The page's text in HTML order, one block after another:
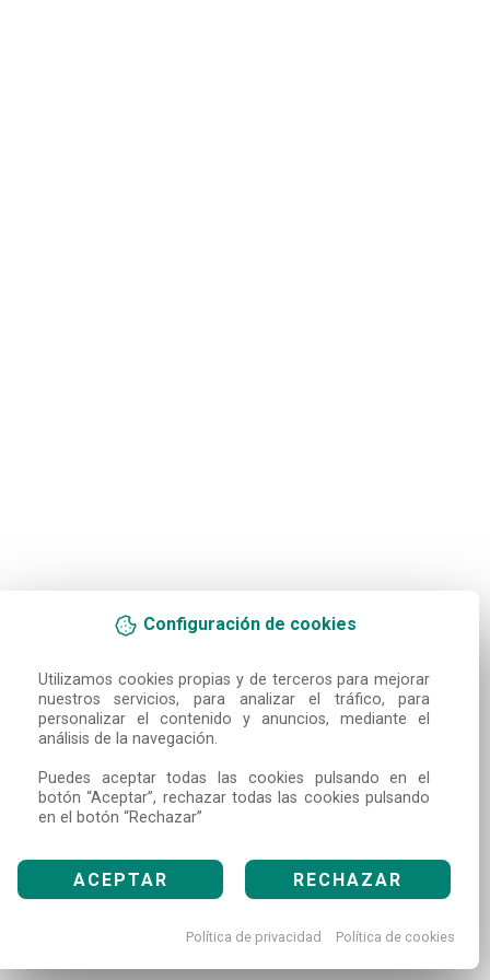
Configuración de cookies
Utilizamos cookies propias y de terceros para mejorar
nuestros servicios, para analizar el tráfico, para
personalizar el contenido y anuncios, mediante el
análisis de la navegación.
Puedes aceptar todas las cookies pulsando en el
botón “Aceptar”, rechazar todas las cookies pulsando
en el botón “Rechazar”
ACEPTAR RECHAZAR
Política de privacidad Política de cookies